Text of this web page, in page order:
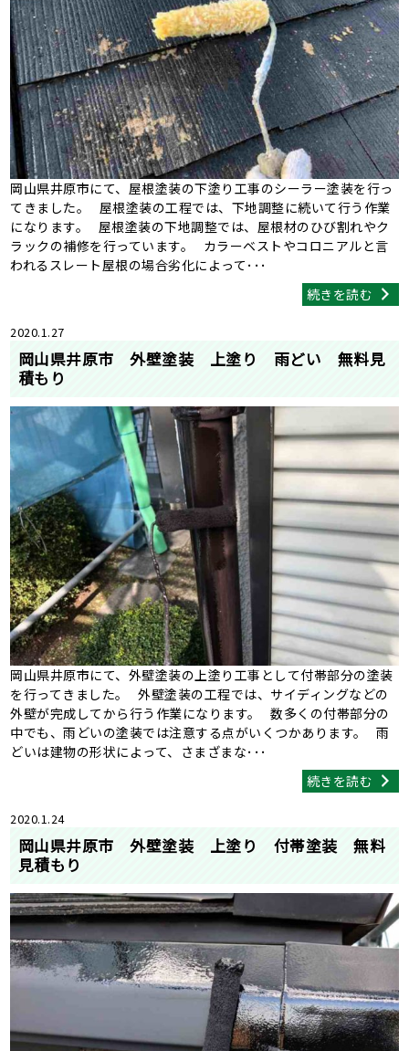
岡山県井原市にて、屋根塗装の下塗り工事のシーラー塗装を行っ
てきました。 屋根塗装の工程では、下地調整に続いて行う作業
になります。 屋根塗装の下地調整では、屋根材のひび割れやク
ラックの補修を行っています。 カラーベストやコロニアルと言
われるスレート屋根の場合劣化によって･･･
続きを読む
2020.1.27
岡山県井原市 外壁塗装 上塗り 雨どい 無料見
積もり
岡山県井原市にて、外壁塗装の上塗り工事として付帯部分の塗装
を行ってきました。 外壁塗装の工程では、サイディングなどの
外壁が完成してから行う作業になります。 数多くの付帯部分の
中でも、雨どいの塗装では注意する点がいくつかあります。 雨
どいは建物の形状によって、さまざまな･･･
続きを読む
2020.1.24
岡山県井原市 外壁塗装 上塗り 付帯塗装 無料
見積もり